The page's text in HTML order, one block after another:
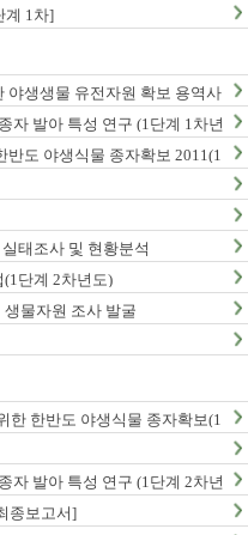
계 1차]
야생생물 유전자원 확보 용역사
자 발아 특성 연구 (1단계 1차년
도 야생식물 종자확보 2011(1
태조사 및 현황분석
단계 2차년도)
물자원 조사 발굴
한 한반도 야생식물 종자확보(1
자 발아 특성 연구 (1단계 2차년
종보고서]